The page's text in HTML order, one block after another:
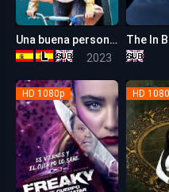
Una buena persona (A Good Person)
2023
The In
HD 1080p HD